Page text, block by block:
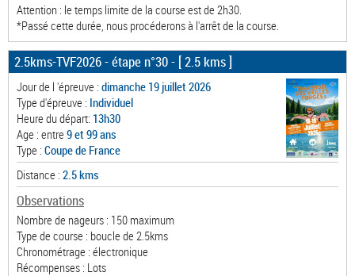
Attention : le temps limite de la course est de 2h30.
*Passé cette durée, nous procéderons à l'arrêt de la course.
2.5kms-TVF2026 - étape n°30- [ 2.5 kms ]
Jour de l 'épreuve : dimanche 19 juillet 2026
Type d'épreuve : Individuel
Heure du départ: 13h30
Age : entre 9 et 99 ans
Type : Coupe de France
Distance : 2.5 kms
Observations
Nombre de nageurs : 150 maximum
Type de course : boucle de 2.5kms
Chronométrage : électronique
Récompenses : Lots